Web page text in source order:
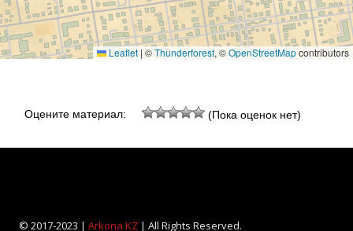
Leaflet | ©Thunderforest, ©OpenStreetMapcontributors
Оцените материал: (Пока оценок нет)
© 2017-2023 | Arkona KZ| All Rights Reserved.